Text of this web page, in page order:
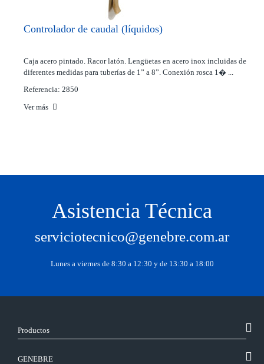
Controlador de caudal (líquidos)
Caja acero pintado. Racor latón. Lengüetas en acero inox incluidas de
diferentes medidas para tuberías de 1” a 8”. Conexión rosca 1� ...
Referencia: 2850
Ver más
Asistencia Técnica
serviciotecnico@genebre.com.ar
Lunes a viernes de 8:30 a 12:30 y de 13:30 a 18:00
Productos
GENEBRE